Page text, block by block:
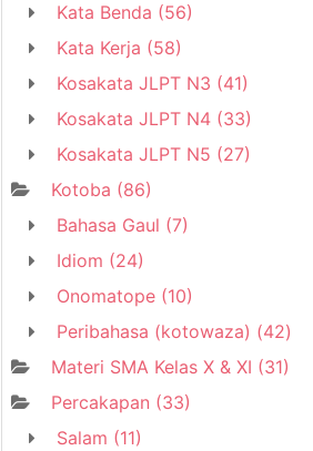
Kata Benda (56)
Kata Kerja (58)
Kosakata JLPT N3 (41)
Kosakata JLPT N4 (33)
Kosakata JLPT N5 (27)
Kotoba (86)
Bahasa Gaul (7)
Idiom (24)
Onomatope (10)
Peribahasa (kotowaza) (42)
Materi SMA Kelas X & XI (31)
Percakapan (33)
Salam (11)